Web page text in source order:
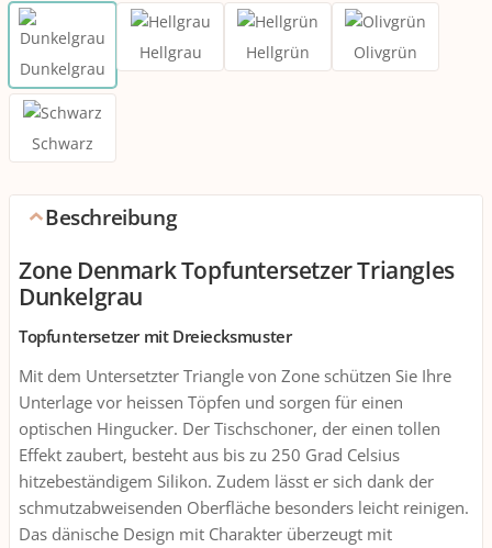
Dunkelgrau
Hellgrau Hellgrün Olivgrün
Schwarz
Beschreibung
Zone Denmark Topfuntersetzer Triangles
Dunkelgrau
Topfuntersetzer mit Dreiecksmuster
Mit dem Untersetzter Triangle von Zone schützen Sie Ihre
Unterlage vor heissen Töpfen und sorgen für einen
optischen Hingucker. Der Tischschoner, der einen tollen
Effekt zaubert, besteht aus bis zu 250 Grad Celsius
hitzebeständigem Silikon. Zudem lässt er sich dank der
schmutzabweisenden Oberfläche besonders leicht reinigen.
Das dänische Design mit Charakter überzeugt mit